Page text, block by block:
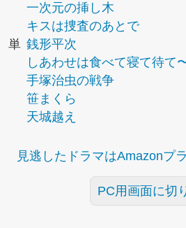
一次元の挿し木
キスは捜査のあとで
単 銭形平次
しあわせは食べて寝て待て
手塚治虫の戦争
笹まくら
天城越え
見逃したドラマはAmazonプ
PC用画面に切